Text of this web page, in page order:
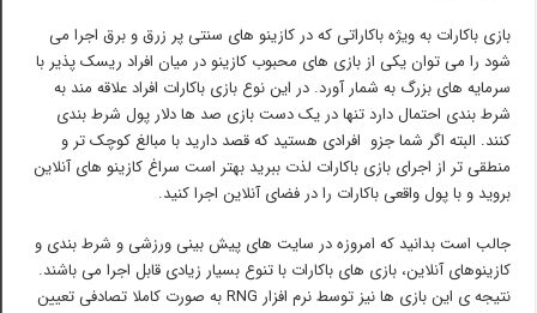
بازی باکارات به ویژه باکاراتی که در کازینو های سنتی پر زرق و برق اجرا می
شود را می توان یکی از بازی های محبوب کازینو در میان افراد ریسک پذیر با
سرمایه های بزرگ به شمار آورد. در این نوع بازی باکارات افراد علاقه مند به
شرط بندی احتمال دارد تنها در یک دست بازی صد ها دلار پول شرط بندی
کنند. البته اگر شما جزو افرادی هستید که قصد دارید با مبالغ کوچک تر و
منطقی تر از اجرای بازی باکارات لذت ببرید بهتر است سراغ کازینو های آنلاین
بروید و با پول واقعی باکارات را در فضای آنلاین اجرا کنید.
جالب است بدانید که امروزه در سایت های پیش بینی ورزشی و شرط بندی و
کازینوهای آنلاین، بازی های باکارات با تنوع بسیار زیادی قابل اجرا می باشند.
نتیجه ی این بازی ها نیز توسط نرم افزار RNG به صورت کاملا تصادفی تعیین